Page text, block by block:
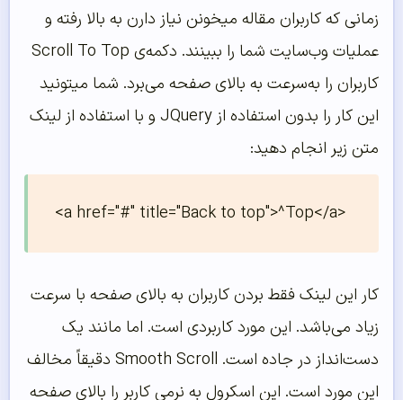
زمانی که کاربران مقاله میخونن نیاز دارن به بالا رفته و
عملیات وب‌سایت شما را ببینند. دکمه‌ی Scroll To Top
کاربران را به‌سرعت به بالای صفحه می‌برد. شما میتونید
این کار را بدون استفاده از JQuery و با استفاده از لینک
متن زیر انجام دهید:
<a href="#" title="Back to top">^Top</a>
کار این لینک فقط بردن کاربران به بالای صفحه با سرعت
زیاد می‌باشد. این مورد کاربردی است. اما مانند یک
دست‌انداز در جاده است. Smooth Scroll دقیقاً مخالف
این مورد است. این اسکرول به نرمی کاربر را بالای صفحه